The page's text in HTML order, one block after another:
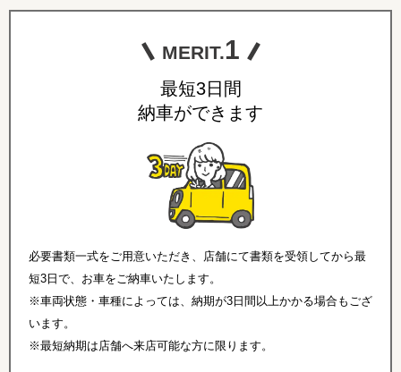
MERIT.1
最短3日間
納車ができます
必要書類一式をご用意いただき、店舗にて書類を受領してから最
短3日で、お車をご納車いたします。
※車両状態・車種によっては、納期が3日間以上かかる場合もござ
います。
※最短納期は店舗へ来店可能な方に限ります。